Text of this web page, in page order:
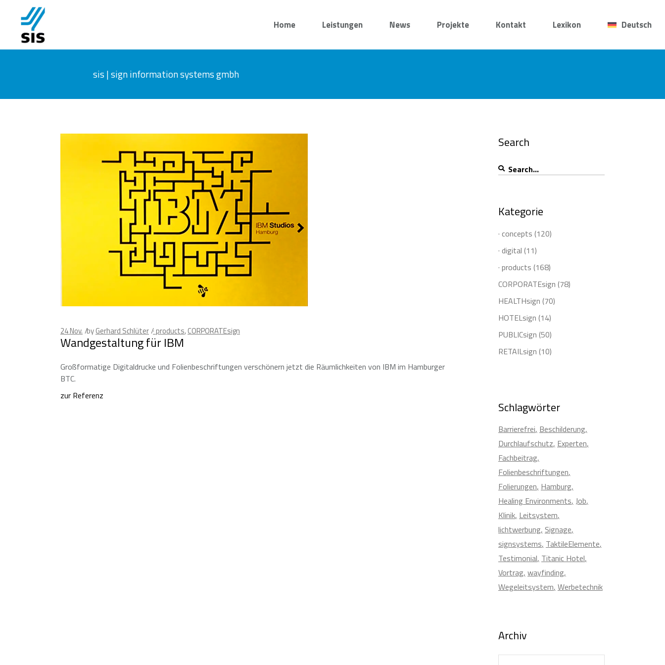
Home Leistungen News Projekte Kontakt Lexikon Deutsch
sis | sign information systems gmbh
24Nov. byGerhard Schlüter · products,CORPORATEsign
Wandgestaltung für IBM
Großformatige Digitaldrucke und Folienbeschriftungen verschönern jetzt die Räumlichkeiten von IBM im Hamburger
BTC.
zur Referenz
Search
Search
for:
Kategorie
· concepts (120)
· digital (11)
· products (168)
CORPORATEsign (78)
HEALTHsign (70)
HOTELsign (14)
PUBLICsign (50)
RETAILsign (10)
Schlagwörter
Barrierefrei Beschilderung
Durchlaufschutz Experten
Fachbeitrag
Folienbeschriftungen
Folierungen Hamburg
Healing Environments Job
Klinik Leitsystem
lichtwerbung Signage
signsystems TaktileElemente
Testimonial Titanic Hotel
Vortrag wayfinding
Wegeleitsystem Werbetechnik
Archiv